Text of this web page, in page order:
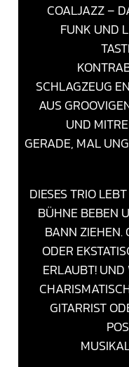
COALJAZZ –
FUNK UND
SCHLAGZEUG
AUS
UND
ERADE, MAL
DIESES TRIO
BÜHNE BEBEN
BANN ZIEHEN.
ODER
ERLAUBT!
GITARRIST